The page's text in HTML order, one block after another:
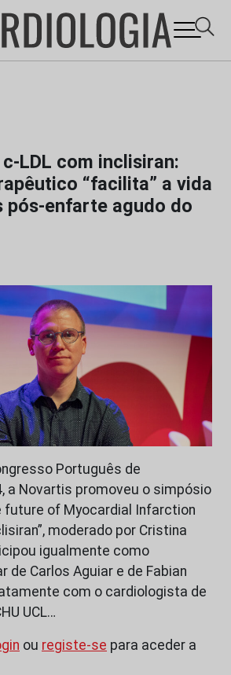
LDL com inclisiran:
“facilita” a vida
pós-enfarte agudo do
Português de
a Novartis promoveu o simpósio
future of Myocardial Infarction
moderado por Cristina
igualmente como
de Carlos Aguiar e de Fabian
com o cardiologista de
UCL…
ou registe-se para aceder a